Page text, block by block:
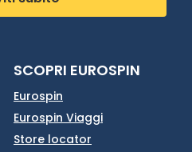
SCOPRI EUROSPIN
Eurospin
Eurospin Viaggi
Store locator